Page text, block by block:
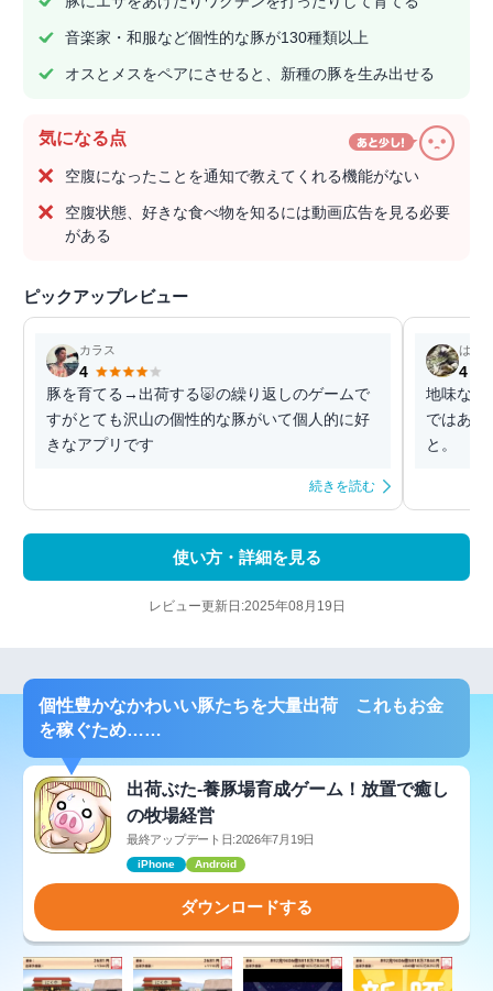
音楽家・和服など個性的な豚が130種類以上
オスとメスをペアにさせると、新種の豚を生み出せる
気になる点
空腹になったことを通知で教えてくれる機能がない
空腹状態、好きな食べ物を知るには動画広告を見る必要
がある
ピックアップレビュー
カラス
4
豚を育てる→出荷する🐷の繰り返しのゲームで
すがとても沢山の個性的な豚がいて個人的に好
きなアプリです
続きを読む
はち
4
地味な作
ではある
と。
使い方・詳細を見る
レビュー更新日:2025年08月19日
個性豊かなかわいい豚たちを大量出荷 これもお金
を稼ぐため……
出荷ぶた-養豚場育成ゲーム！放置で癒し
の牧場経営
最終アップデート日:2026年7月19日
iPhone Android
ダウンロードする